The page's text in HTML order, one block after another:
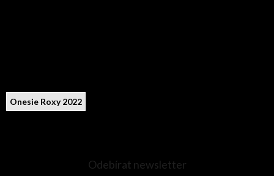
Onesie Roxy 2022
Odebírat newsletter